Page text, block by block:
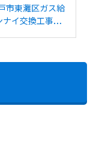
市東灘区ガス給
ナイ交換工事施